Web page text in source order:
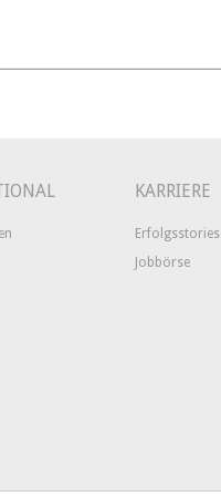
KARRIERE
Erfolgsstories
Jobbörse